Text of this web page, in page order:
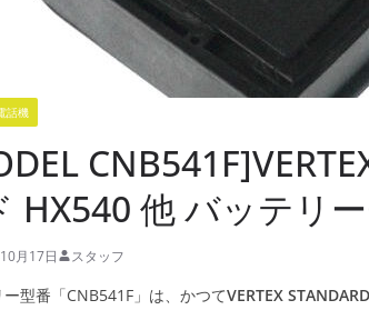
話機
HX540 他 バッテリ
月17日 スタッフ
型番「CNB541F」は、かつてVERTEX